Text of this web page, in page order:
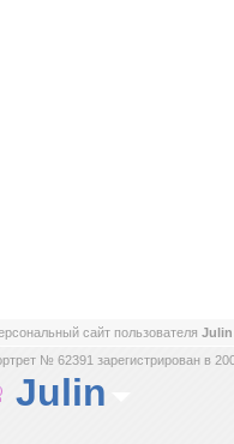
сайт пользователя
№ 62391 зарегистрирован в
Julin